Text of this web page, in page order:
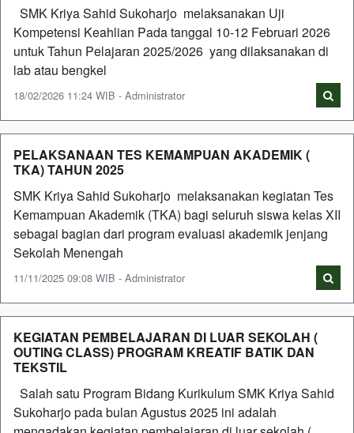
SMK Kriya Sahid Sukoharjo melaksanakan Uji
Kompetensi Keahlian Pada tanggal 10-12 Februari 2026
untuk Tahun Pelajaran 2025/2026 yang dilaksanakan di
lab atau bengkel
18/02/2026 11:24 WIB - Administrator
PELAKSANAAN TES KEMAMPUAN AKADEMIK (
TKA) TAHUN 2025
SMK Kriya Sahid Sukoharjo melaksanakan kegiatan Tes
Kemampuan Akademik (TKA) bagi seluruh siswa kelas XII
sebagai bagian dari program evaluasi akademik jenjang
Sekolah Menengah
11/11/2025 09:08 WIB - Administrator
KEGIATAN PEMBELAJARAN DI LUAR SEKOLAH (
OUTING CLASS) PROGRAM KREATIF BATIK DAN
TEKSTIL
Salah satu Program Bidang Kurikulum SMK Kriya Sahid
Sukoharjo pada bulan Agustus 2025 ini adalah